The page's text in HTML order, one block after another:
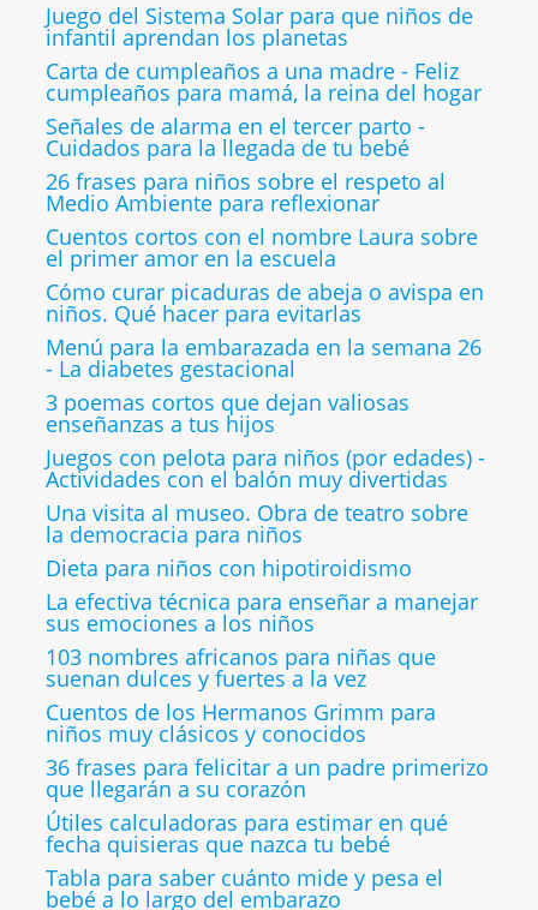
Juego del Sistema Solar para que niños de
infantil aprendan los planetas
Carta de cumpleaños a una madre - Feliz
cumpleaños para mamá, la reina del hogar
Señales de alarma en el tercer parto -
Cuidados para la llegada de tu bebé
26 frases para niños sobre el respeto al
Medio Ambiente para reflexionar
Cuentos cortos con el nombre Laura sobre
el primer amor en la escuela
Cómo curar picaduras de abeja o avispa en
niños. Qué hacer para evitarlas
Menú para la embarazada en la semana 26
- La diabetes gestacional
3 poemas cortos que dejan valiosas
enseñanzas a tus hijos
Juegos con pelota para niños (por edades) -
Actividades con el balón muy divertidas
Una visita al museo. Obra de teatro sobre
la democracia para niños
Dieta para niños con hipotiroidismo
La efectiva técnica para enseñar a manejar
sus emociones a los niños
103 nombres africanos para niñas que
suenan dulces y fuertes a la vez
Cuentos de los Hermanos Grimm para
niños muy clásicos y conocidos
36 frases para felicitar a un padre primerizo
que llegarán a su corazón
Útiles calculadoras para estimar en qué
fecha quisieras que nazca tu bebé
Tabla para saber cuánto mide y pesa el
bebé a lo largo del embarazo